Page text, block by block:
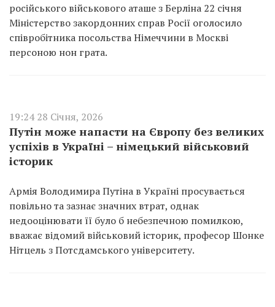
російського військового аташе з Берліна 22 січня
Міністерство закордонних справ Росії оголосило
співробітника посольства Німеччини в Москві
персоною нон грата.
19:24 28 Січня, 2026
Путін може напасти на Європу без великих
успіхів в Україні – німецький військовий
історик
Армія Володимира Путіна в Україні просувається
повільно та зазнає значних втрат, однак
недооцінювати її було б небезпечною помилкою,
вважає відомий військовий історик, професор Шонке
Нітцель з Потсдамського університету.